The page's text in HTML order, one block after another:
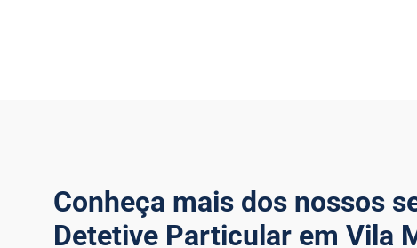
Conheça mais dos nossos
Detetive Particular em Vila